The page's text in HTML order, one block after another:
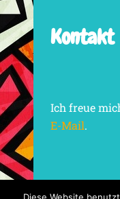
Kontakt
Ich freue
E-Mail.